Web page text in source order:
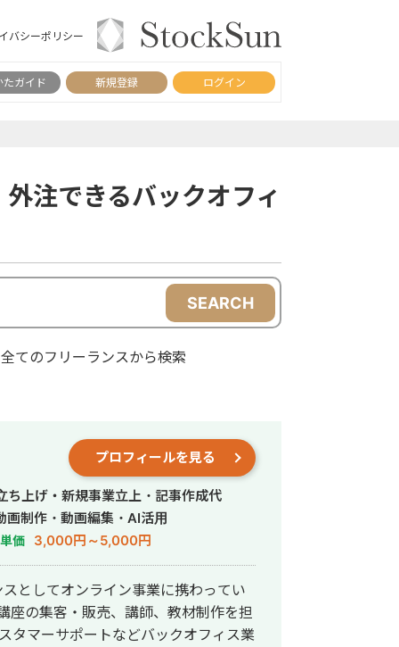
バシーポリシー
たガイド 新規登録 ログイン
注できるバックオフィ
SEARCH
全てのフリーランスから検索
プロフィールを見る
上げ・新規事業立上・記事作成代
画制作・動画編集・AI活用
価 3,000円～5,000円
としてオンライン事業に携わってい
座の集客・販売、講師、教材制作を担
タマーサポートなどバックオフィス業